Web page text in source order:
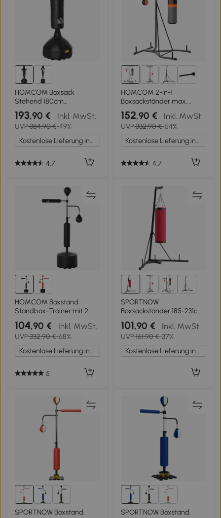
HOMCOM Boxsack
Stehend 180cm
Erwachsene Standboxsack
Boxdummy Boxsäule
Humanoides Design Heavy
Duty Boxsack schwerer
Boxsack-Ständer für Profis
193,90 € Inkl. MwSt.
UVP384,90 €-49%
Kostenlose Lieferung innerhalb Deutschlands
4,7
HOMCOM 2-in-1
Boxsackständer max.
Tragkraft 100 kg, drehbar
Boxsackhalterung aus Stahl
mit 20kg Boxsack
Punchingball, stehend
höhenverstellbar
Fitness Training, Schwarz
152,90 € Inkl. MwSt.
UVP332,90 €-54%
Kostenlose Lieferung innerhalb Deutschlands
4,7
HOMCOM Boxstand
Standbox-Trainer mit 2
Speedbällen Reflexstange
und Saugnapf-Basis 160-
230cm höhenverstellbar
Geeignet für Erwachsene
Jugendlichen Schwarz
104,90 € Inkl. MwSt.
UVP332,90 €-68%
Kostenlose Lieferung innerhalb Deutschlands
5
SPORTNOW
Boxsackständer 185-231cm
Höhenverstellbar
Freistehender
Boxsackhalter mit Boxsack
Dreiecksbasis
Gewichtenhalter
101,90 € Inkl. MwSt.
UVP161,90 €-37%
Kostenlose Lieferung innerhalb Deutschlands
SPORTNOW Boxstand,
SPORTNOW Boxstand,